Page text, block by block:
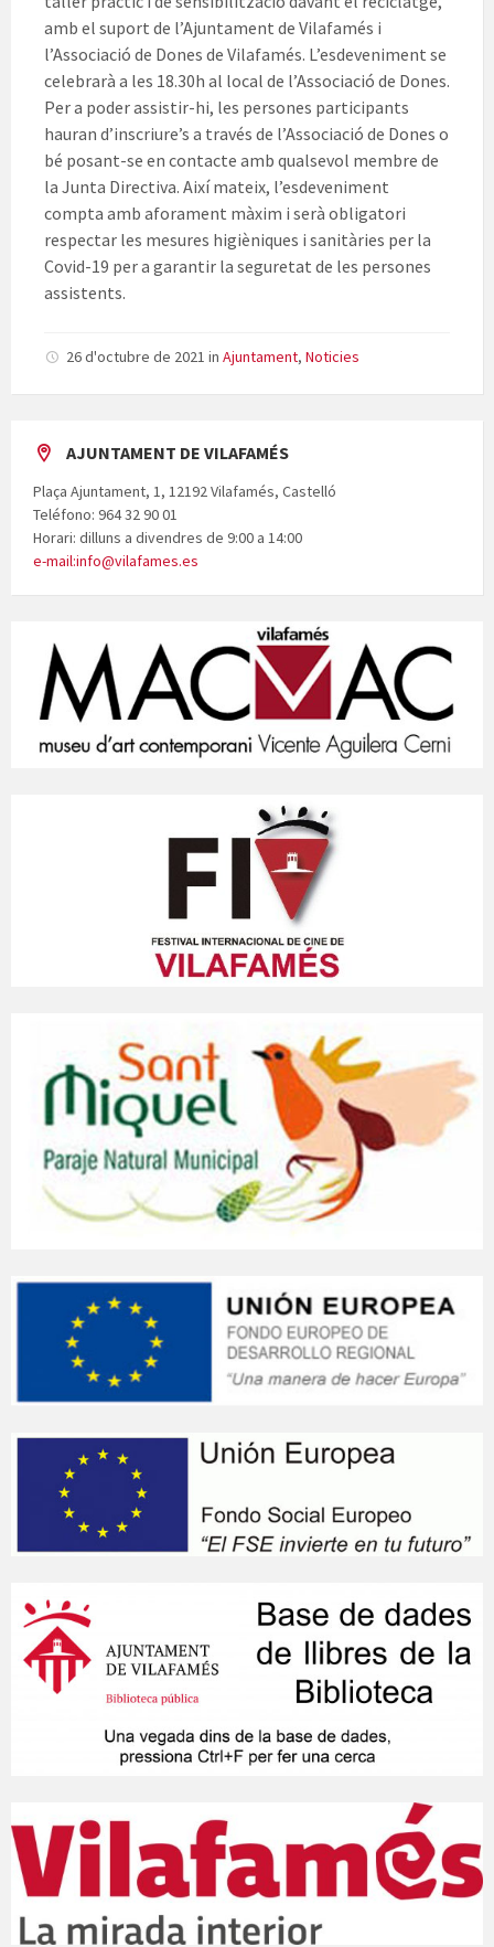
amb el suport de l’Ajuntament de Vilafamés i
l’Associació de Dones de Vilafamés. L’esdeveniment se
celebrarà a les 18.30h al local de l’Associació de Dones.
Per a poder assistir-hi, les persones participants
hauran d’inscriure’s a través de l’Associació de Dones o
bé posant-se en contacte amb qualsevol membre de
la Junta Directiva. Així mateix, l’esdeveniment
compta amb aforament màxim i serà obligatori
respectar les mesures higièniques i sanitàries per la
Covid-19 per a garantir la seguretat de les persones
assistents.
26 d'octubre de 2021 in Ajuntament, Noticies
AJUNTAMENT DE VILAFAMÉS
Plaça Ajuntament, 1, 12192 Vilafamés, Castelló
Teléfono: 964 32 90 01
Horari: dilluns a divendres de 9:00 a 14:00
e-mail:info@vilafames.es